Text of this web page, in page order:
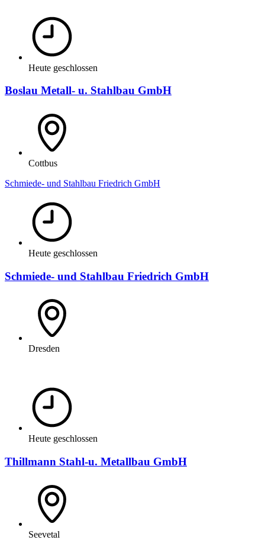
Heute geschlossen
Boslau Metall- u. Stahlbau GmbH
Cottbus
Schmiede- und Stahlbau Friedrich GmbH
Heute geschlossen
Schmiede- und Stahlbau Friedrich GmbH
Dresden
Heute geschlossen
Thillmann Stahl-u. Metallbau GmbH
Seevetal